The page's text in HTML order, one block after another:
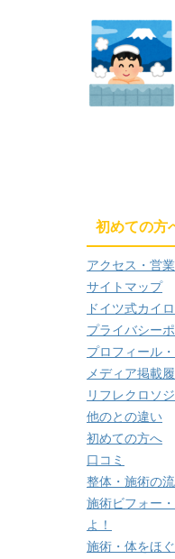
初めての方
アクセス・営
サイトマップ
ドイツ式カイ
プライバシー
プロフィール
メディア掲載
リフレクロソ
他のとの違い
初めての方へ
口コミ
整体・施術の
施術ビフォー
よ！
施術・体をほ